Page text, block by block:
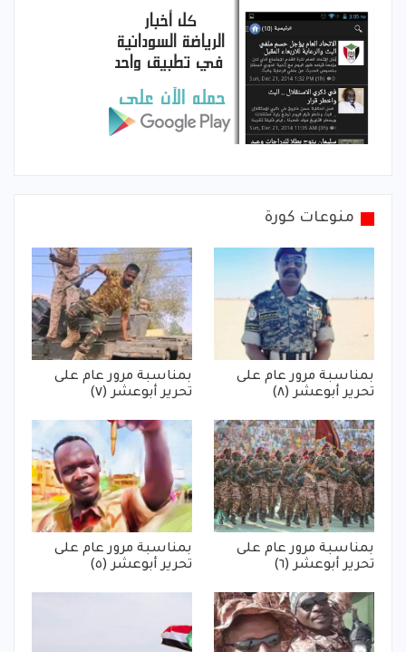
منوعات كورة
بمناسبة مرور عام على
تحرير أبوعشر (٨)
بمناسبة مرور عام على
تحرير أبوعشر (٧)
بمناسبة مرور عام على
تحرير أبوعشر (٦)
بمناسبة مرور عام على
تحرير أبوعشر (٥)